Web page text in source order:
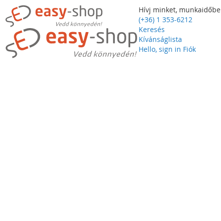
Hívj minket,
(+36) 1 353-6212
Keresés
Kívánságlista
Hello, sign in Fiók